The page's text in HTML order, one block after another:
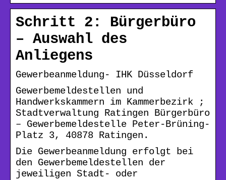
Schritt 2: Bürgerbüro
– Auswahl des
Anliegens
Gewerbeanmeldung- IHK Düsseldorf
Gewerbemeldestellen und
Handwerkskammern im Kammerbezirk ;
Stadtverwaltung Ratingen Bürgerbüro
– Gewerbemeldestelle Peter-Brüning-
Platz 3, 40878 Ratingen.
Die Gewerbeanmeldung erfolgt bei
den Gewerbemeldestellen der
jeweiligen Stadt- oder